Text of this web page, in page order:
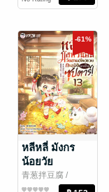
-61%
หลีหลี่ มังกร
น้อยวัย
สาม(ร้อย)ขวบ
ทะลุมิติมาเป็น
青葱拌豆腐 /
Onlybook
นิยายแฟนตาซี